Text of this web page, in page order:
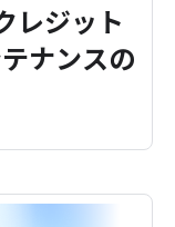
ジット
ナンスの